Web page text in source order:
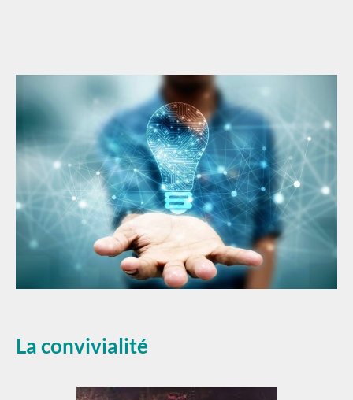
La convivialité